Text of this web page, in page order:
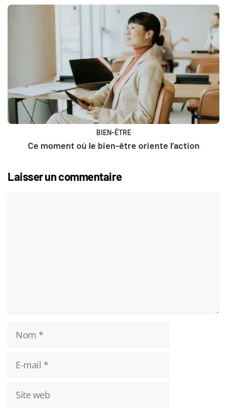
BIEN-ÊTRE
Ce moment où le bien-être oriente l’action
Laisser un commentaire
Nom
mail
Site
web